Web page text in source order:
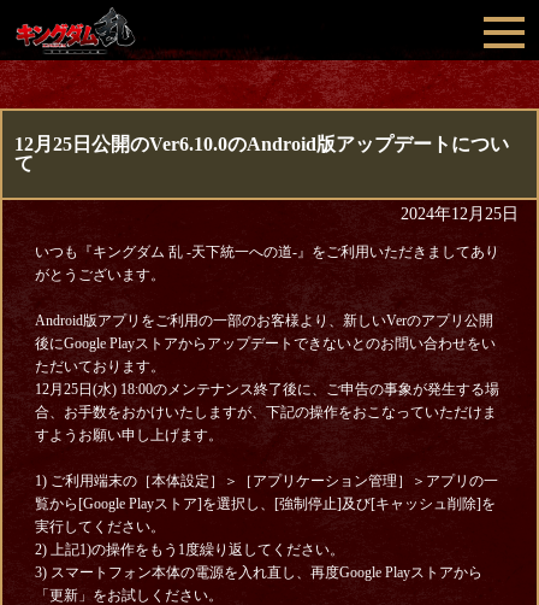
12月25日公開のVer6.10.0のAndroid版アップデートについ
て
2024年12月25日
いつも『キングダム 乱 -天下統一への道-』をご利用いただきましてあり
がとうございます。
Android版アプリをご利用の一部のお客様より、新しいVerのアプリ公開
後にGoogle Playストアからアップデートできないとのお問い合わせをい
ただいております。
12月25日(水) 18:00のメンテナンス終了後に、ご申告の事象が発生する場
合、お手数をおかけいたしますが、下記の操作をおこなっていただけま
すようお願い申し上げます。
1) ご利用端末の［本体設定］＞［アプリケーション管理］＞アプリの一
覧から[Google Playストア]を選択し、[強制停止]及び[キャッシュ削除]を
実行してください。
2) 上記1)の操作をもう1度繰り返してください。
3) スマートフォン本体の電源を入れ直し、再度Google Playストアから
「更新」をお試しください。